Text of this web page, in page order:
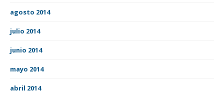
agosto 2014
julio 2014
junio 2014
mayo 2014
abril 2014